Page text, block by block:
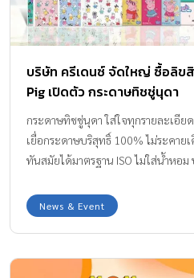
บริษัท ครีเดนซ์ จัดใหญ่ ซื้อลิข
Pig เปิดตัว กระดาษทิชชู่นุดา
กระดาษทิชชู่นุดา ใส่ใจทุกรายละเอี
เยื่อกระดาษบริสุทธิ์ 100% ไม่ระคา
ทันสมัยได้มาตรฐาน ISO ไม่ใส่น้ำหอม
News & Event